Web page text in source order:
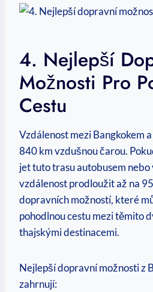
4. ⁣Nejlepší
Možnosti Pro
⁤cestu
Vzdálenost ⁢mezi Bangkokem
840 km vzdušnou čarou.
jet tuto trasu ‌autobusem nebo
vzdálenost prodloužit až‌ na
dopravních⁣ možností, které
pohodlnou‌ cestu ⁣mezi těmito
thajskými destinacemi.
Nejlepší dopravní možnosti z
zahrnují: